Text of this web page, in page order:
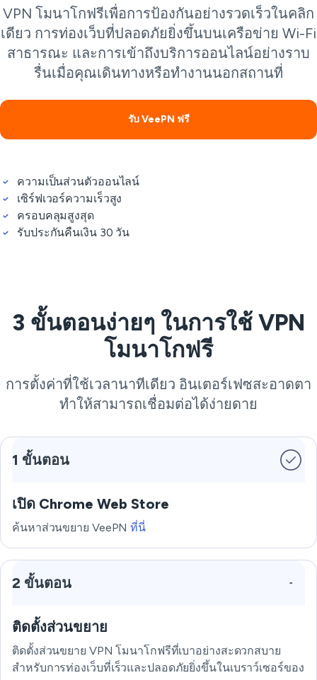
VPN โมนาโกฟรีเพื่อการป้องกันอย่างรวดเร็วในคลิก
เดียว การท่องเว็บที่ปลอดภัยยิ่งขึ้นบนเครือข่าย Wi-Fi
สาธารณะ และการเข้าถึงบริการออนไลน์อย่างราบ
รื่นเมื่อคุณเดินทางหรือทำงานนอกสถานที่
รับ VeePN ฟรี
ความเป็นส่วนตัวออนไลน์
เซิร์ฟเวอร์ความเร็วสูง
ครอบคลุมสูงสุด
รับประกันคืนเงิน 30 วัน
3 ขั้นตอนง่ายๆ ในการใช้ VPN
โมนาโกฟรี
การตั้งค่าที่ใช้เวลานาทีเดียว อินเตอร์เฟซสะอาดตา
ทำให้สามารถเชื่อมต่อได้ง่ายดาย
1 ขั้นตอน
เปิด Chrome Web Store
ค้นหาส่วนขยาย VeePNที่นี่
2 ขั้นตอน
ติดตั้งส่วนขยาย
ติดตั้งส่วนขยาย VPN โมนาโกฟรีที่เบาอย่างสะดวกสบาย
สำหรับการท่องเว็บที่เร็วและปลอดภัยยิ่งขึ้นในเบราว์เซอร์ของ